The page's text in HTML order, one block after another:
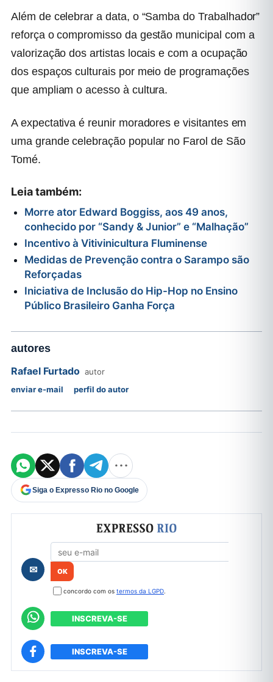
Além de celebrar a data, o “Samba do Trabalhador”
reforça o compromisso da gestão municipal com a
valorização dos artistas locais e com a ocupação
dos espaços culturais por meio de programações
que ampliam o acesso à cultura.
A expectativa é reunir moradores e visitantes em
uma grande celebração popular no Farol de São
Tomé.
Leia também:
Morre ator Edward Boggiss, aos 49 anos,
conhecido por “Sandy & Junior” e “Malhação”
Incentivo à Vitivinicultura Fluminense
Medidas de Prevenção contra o Sarampo são
Reforçadas
Iniciativa de Inclusão do Hip-Hop no Ensino
Público Brasileiro Ganha Força
autores
Rafael Furtado autor
enviar e-mail
perfil do autor
Siga o Expresso Rio no Google
Formulário de cadastro
✉
concordo com os termos da LGPD.
INSCREVA-SE
INSCREVA-SE